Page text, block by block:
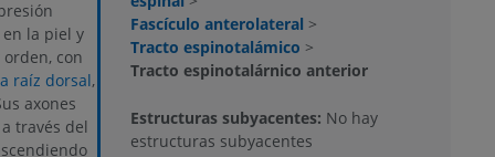
en la piel y
con
raíz dorsal,
axones
través del
Fascículo anterolateral >
Tracto espinotalámico >
Tracto espinotalárnico anterior
Estructuras subyacentes: No hay
estructuras subyacentes